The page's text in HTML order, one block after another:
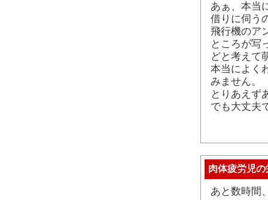
あぁ、本当
借りに伺う
飛行機のア
ところが写
どと考えて
本当によく
みません。
とりあえず
でも大丈夫
肉体疲労児
あと数時間